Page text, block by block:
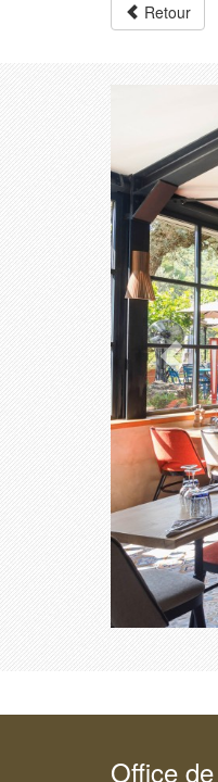
Retour
Office